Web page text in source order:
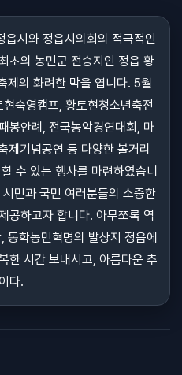
시와 정읍시의회의 적극적인
초의 농민군 전승지인 정읍 황
제의 화려한 막을 엽니다. 5월
숙영캠프, 황토현청소년축전
봉안례, 전국농악경연대회, 마
제기념공연 등 다양한 볼거리
수 있는 행사를 마련하였습니
민과 국민 여러분들의 소중한
공하고자 합니다. 아무쪼록 역
동학농민혁명의 발상지 정읍에
한 시간 보내시고, 아름다운 추
다.